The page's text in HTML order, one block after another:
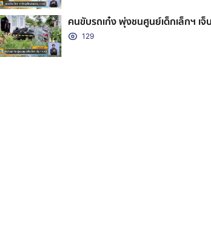
คนขับรถเก๋ง พุ่งชนศูนย์เด็กเล็กฯ เจ็
129